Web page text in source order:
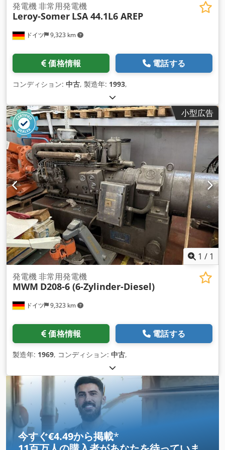
ドイツ 9,323 km
発電機 非常用発電機
Leroy-Somer LSA 44.1L6 AREP
価格情報 電話する
コンディション: 中古, 製造年: 1993,
小型広告
1 / 1
ドイツ 9,323 km
発電機 非常用発電機
MWM D208-6 (6-Zylinder-Diesel)
価格情報 電話する
製造年: 1969, コンディション: 中古,
今すぐ€4.49から掲載*